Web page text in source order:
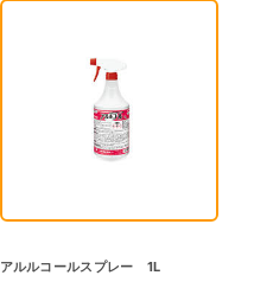
アルルコールスプレー 1L